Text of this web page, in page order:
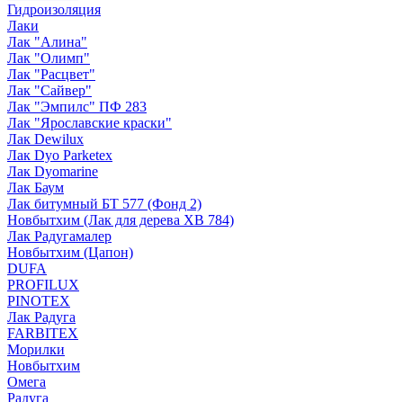
Гидроизоляция
Лаки
Лак "Алина"
Лак "Олимп"
Лак "Расцвет"
Лак "Сайвер"
Лак "Эмпилс" ПФ 283
Лак "Ярославские краски"
Лак Dewilux
Лак Dyo Parketex
Лак Dyomarine
Лак Баум
Лак битумный БТ 577 (Фонд 2)
Новбытхим (Лак для дерева ХВ 784)
Лак Радугамалер
Новбытхим (Цапон)
DUFA
PROFILUX
PINOTEX
Лак Радуга
FARBITEX
Морилки
Новбытхим
Омега
Радуга